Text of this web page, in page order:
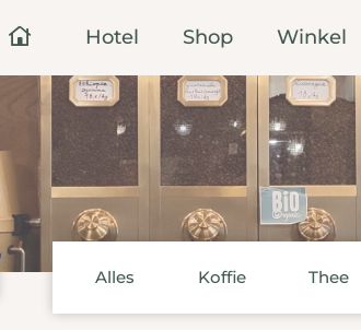
Hotel Shop Winkel
Alles Koffie Thee